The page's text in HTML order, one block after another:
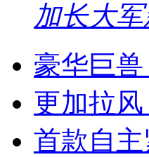
加长大
豪华巨
更加拉
首款自